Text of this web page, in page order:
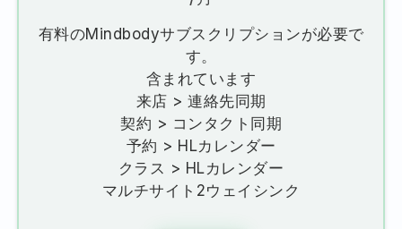
有料のMindbodyサブスクリプションが必要で
す。
含まれています
来店 > 連絡先同期
契約 > コンタクト同期
予約 > HLカレンダー
クラス > HLカレンダー
マルチサイト2ウェイシンク